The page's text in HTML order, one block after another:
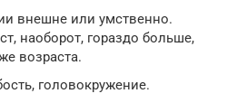
внешне или умственно.
наоборот, гораздо больше,
возраста.
головокружение.